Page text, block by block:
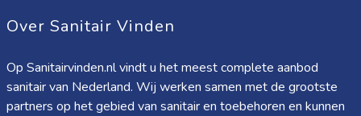
Over Sanitair Vinden
Op Sanitairvinden.nl vindt u het meest complete aanbod
sanitair van Nederland. Wij werken samen met de grootste
partners op het gebied van sanitair en toebehoren en kunnen